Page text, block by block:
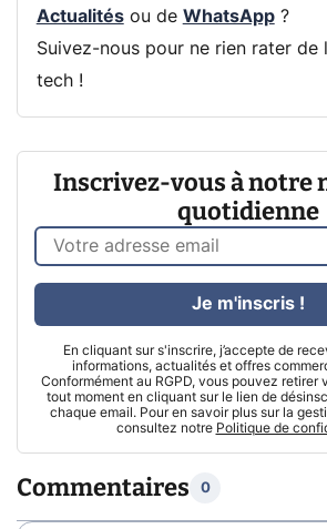
Actualitésou de WhatsApp?
Suivez-nous pour ne rien rater de
tech !
Inscrivez-vous à notre
quotidienne
En cliquant sur s'inscrire, j’accepte de
informations, actualités et offres
Conformément au RGPD, vous pouvez retirer
tout moment en cliquant sur le lien de
chaque email. Pour en savoir plus sur la
consultez notre Politique de
Je m'inscris !
Commentaires 0